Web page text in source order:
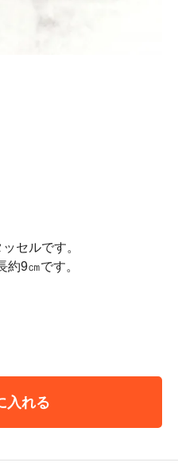
セルです。
約9㎝です。
入れる